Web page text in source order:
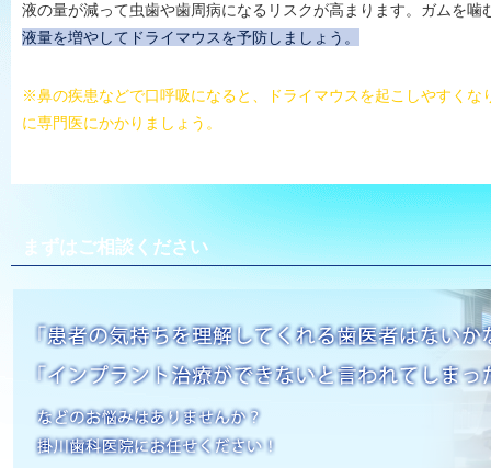
液の量が減って虫歯や歯周病になるリスクが高まります。ガムを
液量を増やしてドライマウスを予防しましょう。
※鼻の疾患などで口呼吸になると、ドライマウスを起こしやすくな
に専門医にかかりましょう。
まずはご相談ください